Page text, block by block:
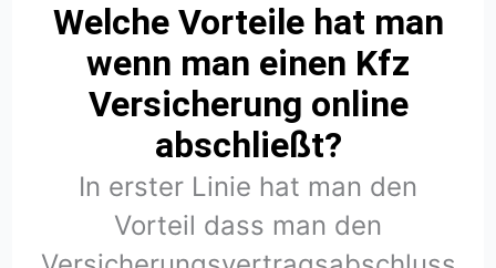
Welche Vorteile hat man
wenn man einen Kfz
Versicherung online
abschließt?
In erster Linie hat man den
Vorteil dass man den